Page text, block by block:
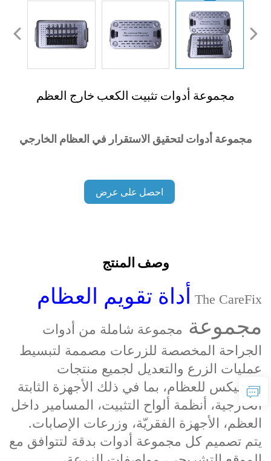
مجموعة أدوات تثبيت الكعب خارج العظم
مجموعة أدوات لتحقيق الاستقرار في العظام الخارجي
احصل على عرض
وصف المنتج
The CareFix
أداة تقويم العظام
مجموعة مجموعة شاملة من أدوات
الجراحة المخصصة للزرعات مصممة لتبسيط
عمليات الزرع والتعديل لجميع منتجات
كيرفيكس للعظام، بما في ذلك الأجهزة الثابتة
الخارجية، أنظمة ألواح التثبيت، المسامير داخل
العظم، الأجهزة الفقريّة، وزرعات الإصابات.
يتم تصميم كل مجموعة أدوات بدقة لتتوافق مع